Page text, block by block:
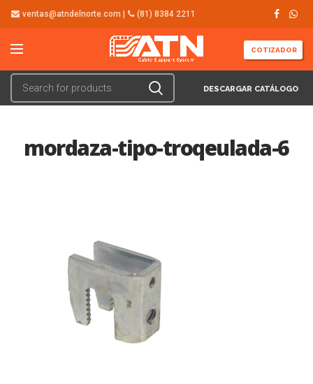
ventas@atndelnorte.com | (81) 8384 2211
COTIZADOR
DESCARGAR CATÁLOGO
mordaza-tipo-troqeulada-6